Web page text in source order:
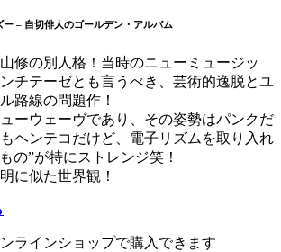
– 自切俳人のゴールデン・アルバム
修の別人格！当時のニューミュージッ
チテーゼとも言うべき、芸術的逸脱とユ
路線の問題作！
ーウェーヴであり、その姿勢はパンクだ
ヘンテコだけど、電子リズムを取り入れ
の”が特にストレンジ笑！
に似た世界観！
ラインショップで購入できます